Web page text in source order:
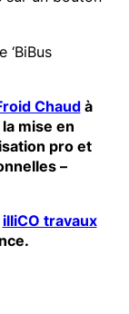
‘BiBus
Chaudà
mise en
pro et
–
illiCO travaux